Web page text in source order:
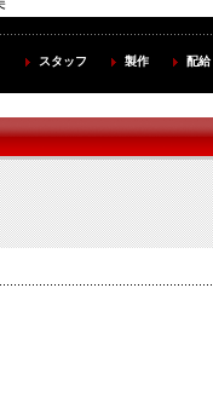
スタッフ 製作 配給